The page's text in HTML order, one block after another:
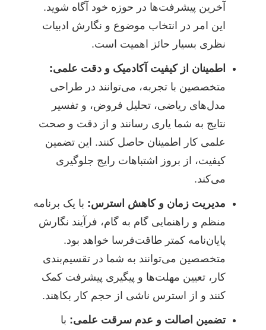
آخرین پیشرفت‌ها در حوزه خود آگاه شوید.
این امر در انتخاب موضوع و نگارش ادبیات
نظری بسیار حائز اهمیت است.
اطمینان از کیفیت آکادمیک و دقت علمی:
متخصصین با تجربه، می‌توانند در طراحی
مدل‌های ریاضی، تحلیل فروض، و تفسیر
نتایج به شما یاری رسانند و از دقت و صحت
علمی کار اطمینان حاصل کنند. این تضمین
کیفیت، از بروز اشتباهات رایج جلوگیری
می‌کند.
مدیریت زمان و کاهش استرس: با یک برنامه
منظم و راهنمایی گام به گام، فرآیند نگارش
پایان‌نامه کمتر طاقت‌فرسا خواهد بود.
متخصصین می‌توانند به شما در تقسیم‌بندی
کار، تعیین مهلت‌ها و پیگیری پیشرفت کمک
کنند و از استرس ناشی از حجم کار بکاهند.
تضمین اصالت و عدم سرقت علمی: با